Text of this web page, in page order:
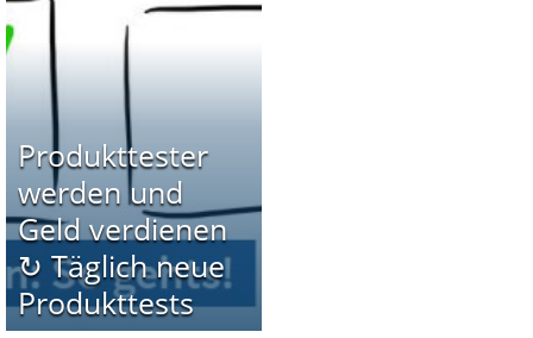
Produkttester
werden und
Geld verdienen
↻ Täglich neue
Produkttests